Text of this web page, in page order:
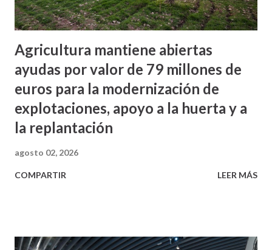
Agricultura mantiene abiertas
ayudas por valor de 79 millones de
euros para la modernización de
explotaciones, apoyo a la huerta y a
la replantación
agosto 02, 2026
COMPARTIR LEER MÁS